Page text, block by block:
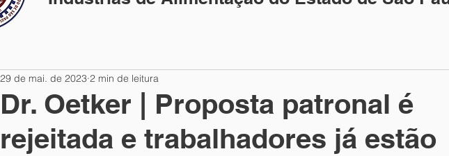
Dr. Oetker | Proposta patronal é
rejeitada e trabalhadores já estão
29 de mai. de 2023 2 min de leitura